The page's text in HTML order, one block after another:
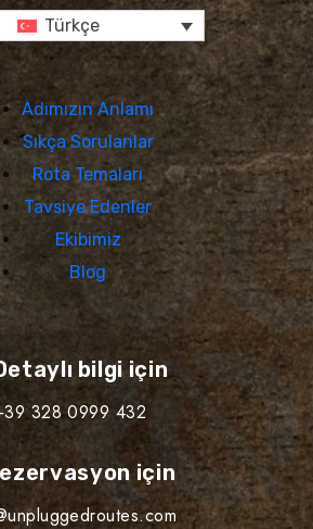
Türkçe
Adımızın Anlamı
Sıkça Sorulanlar
Rota Temaları
Tavsiye Edenler
Ekibimiz
Blog
bilgi için
328 0999 432
için